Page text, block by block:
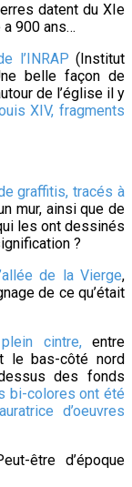
datent du XIe
a 900 ans…
l’INRAP (Institut
belle façon de
de l’église il y
XIV, fragments
graffitis, tracés à
mur, ainsi que de
les ont dessinés
?
de la Vierge,
de ce qu’était
cintre,entre
le bas-côté nord
des fonds
bi-colores ont été
d’oeuvres
être d’époque